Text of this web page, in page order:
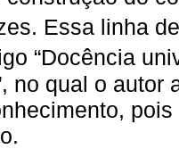
Essa linha
“Docência
no qual o autor